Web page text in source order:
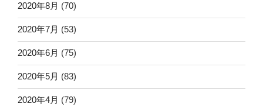
2020年8月 (70)
2020年7月 (53)
2020年6月 (75)
2020年5月 (83)
2020年4月 (79)